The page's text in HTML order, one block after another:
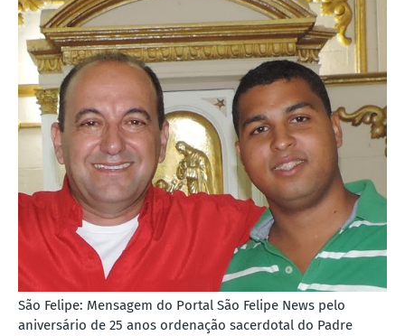
São Felipe: Mensagem do Portal São Felipe News pelo
aniversário de 25 anos ordenação sacerdotal do Padre